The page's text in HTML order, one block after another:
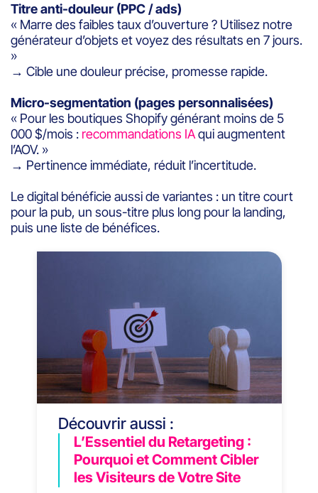
Titre anti-douleur (PPC / ads)
« Marre des faibles taux d’ouverture ? Utilisez notre
générateur d’objets et voyez des résultats en 7 jours.
»
→ Cible une douleur précise, promesse rapide.
Micro-segmentation (pages personnalisées)
« Pour les boutiques Shopify générant moins de 5
000 $/mois : recommandations IAqui augmentent
l’AOV. »
→ Pertinence immédiate, réduit l’incertitude.
Le digital bénéficie aussi de variantes : un titre court
pour la pub, un sous-titre plus long pour la landing,
puis une liste de bénéfices.
Découvrir aussi :
L’Essentiel du Retargeting :
Pourquoi et Comment Cibler
les Visiteurs de Votre Site